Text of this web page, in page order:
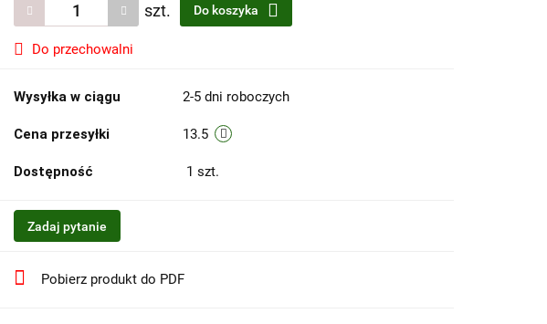
szt. Do koszyka
Do przechowalni
Wysyłka w ciągu 2-5 dni roboczych
Cena przesyłki 13.5
Dostępność 1 szt.
Zadaj pytanie
Pobierz produkt do PDF